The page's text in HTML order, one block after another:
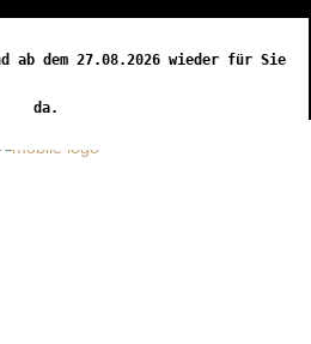
ab dem 27.08.2026 wieder für Sie
da.